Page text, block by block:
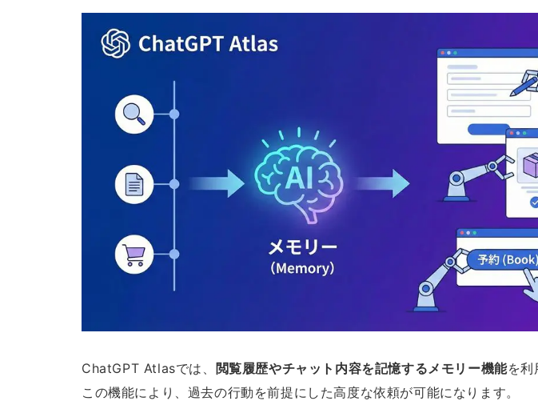
ChatGPT Atlasでは、 閲覧履歴やチャット内容を記憶するメモリー機能を利
この機能により、過去の行動を前提にした高度な依頼が可能になります。